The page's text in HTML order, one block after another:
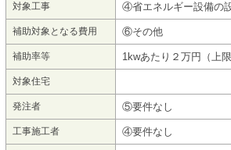
対象工事 ④省エネルギー設備の
補助対象となる費用 ⑥その他
補助率等 1kwあたり２万円（上
対象住宅
発注者 ⑤要件なし
工事施工者 ④要件なし